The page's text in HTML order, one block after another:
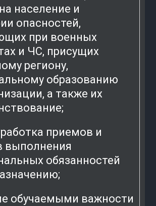
население и
опасностей,
при военных
и ЧС, присущих
региону,
образованию
а также их
приемов и
выполнения
обязанностей
обучаемыми важности